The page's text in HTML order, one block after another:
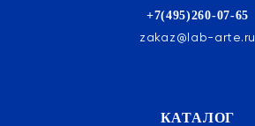
+7(495)260-07-65
zakaz@lab-arte.ru
КАТАЛОГ